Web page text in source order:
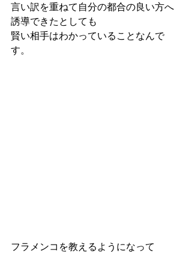
言い訳を重ねて自分の都合の良い方へ
誘導できたとしても
賢い相手はわかっていることなんで
す。
フラメンコを教えるようになって